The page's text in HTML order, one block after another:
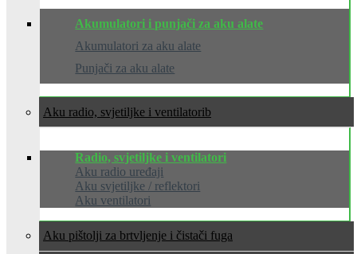
Akumulatori i punjači za aku alate
Akumulatori za aku alate
Punjači za aku alate
Aku radio, svjetiljke i ventilatori
Radio, svjetiljke i ventilatori
Aku radio uređaji
Aku svjetiljke / reflektori
Aku ventilatori
Aku pištolji za brtvljenje i čistači fuga